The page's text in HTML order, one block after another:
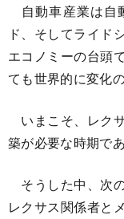
自動車産業は自
ド、そしてライド
エコノミーの台頭
ても世界的に変化
いまこそ、レク
築が必要な時期であ
そうした中、次
レクサス関係者と